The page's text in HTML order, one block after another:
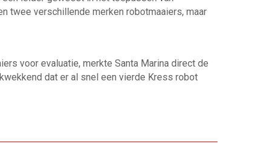
twee verschillende merken robotmaaiers, maar
voor evaluatie, merkte Santa Marina direct de
dat er al snel een vierde Kress robot